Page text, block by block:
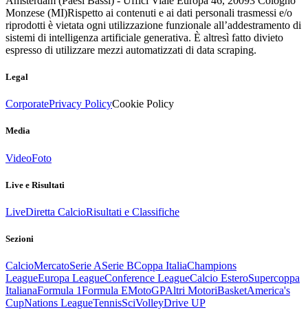
Monzese (MI)Rispetto ai contenuti e ai dati personali trasmessi e/o
riprodotti è vietata ogni utilizzazione funzionale all’addestramento di
sistemi di intelligenza artificiale generativa. È altresì fatto divieto
espresso di utilizzare mezzi automatizzati di data scraping.
Legal
CorporatePrivacy PolicyCookie Policy
Media
VideoFoto
Live e Risultati
LiveDiretta CalcioRisultati e Classifiche
Sezioni
CalcioMercatoSerie ASerie BCoppa ItaliaChampions
LeagueEuropa LeagueConference LeagueCalcio EsteroSupercoppa
ItalianaFormula 1Formula EMotoGPAltri MotoriBasketAmerica's
CupNations LeagueTennisSciVolleyDrive UP